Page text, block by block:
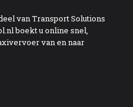
van Transport Solutions
boekt u online snel,
van en naar